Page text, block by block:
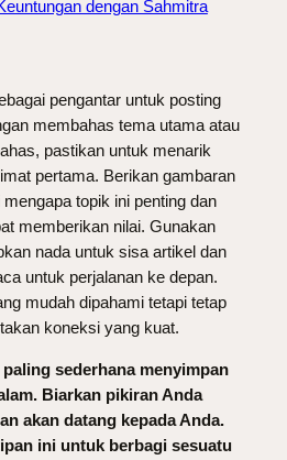
pengantar untuk posting
membahas tema utama atau
pastikan untuk menarik
pertama. Berikan gambaran
topik ini penting dan
memberikan nilai. Gunakan
nada untuk sisa artikel dan
untuk perjalanan ke depan.
mudah dipahami tetapi tetap
koneksi yang kuat.
sederhana menyimpan
Biarkan pikiran Anda
akan datang kepada Anda.
ini untuk berbagi sesuatu